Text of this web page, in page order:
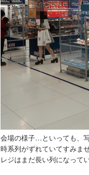
会場の様子…といっても、
時系列がずれていてすみませ
レジはまだ長い列になって